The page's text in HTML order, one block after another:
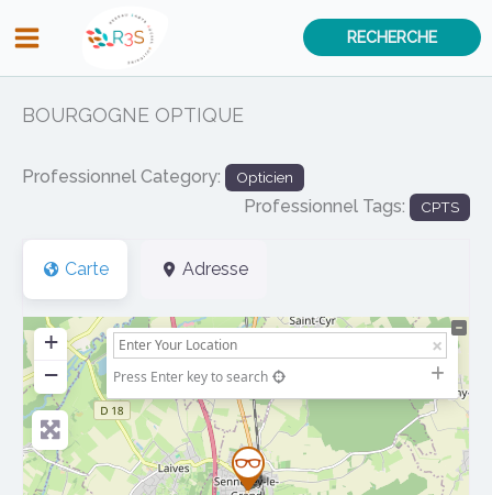
au
contenu
RECHERCHE
BOURGOGNE OPTIQUE
Professionnel Category: Opticien
Professionnel Tags: CPTS
Carte Adresse
+
−
Press Enter key to search